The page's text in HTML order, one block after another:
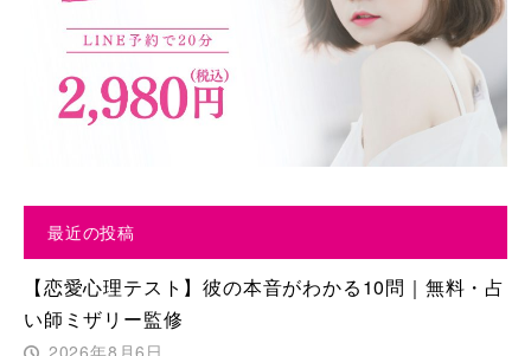
最近の投稿
【恋愛心理テスト】彼の本音がわかる10問｜無料・占
い師ミザリー監修